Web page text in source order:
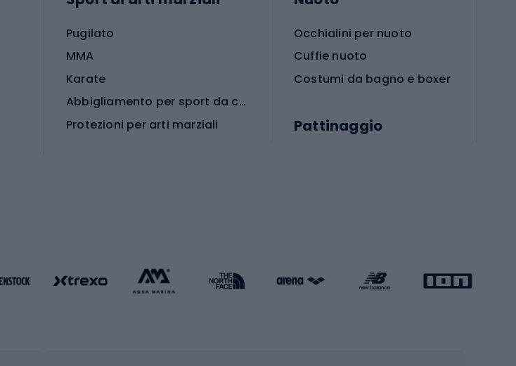
Pugilato
MMA
Karate
Abbigliamento per sport da combattimento
Protezioni per arti marziali
Yoga
Abbigliamento fitness
Occhialini per nuoto
Cuffie nuoto
Costumi da bagno e boxer
Pattinaggio
Caschi da pattinaggio